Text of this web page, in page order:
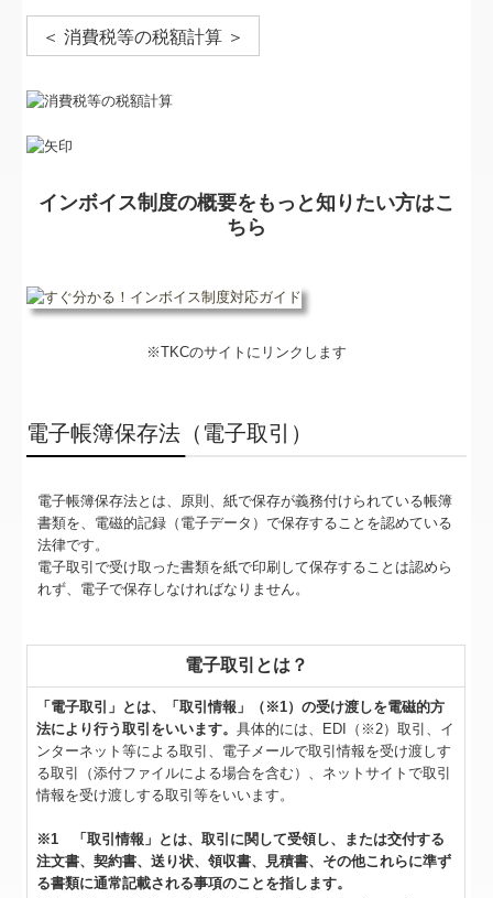
＜ 消費税等の税額計算 ＞
インボイス制度の概要をもっと知りたい方はこ
ちら
※TKCのサイトにリンクします
電子帳簿保存法（電子取引）
電子帳簿保存法とは、原則、紙で保存が義務付けられている帳簿
書類を、電磁的記録（電子データ）で保存することを認めている
法律です。
電子取引で受け取った書類を紙で印刷して保存することは認めら
れず、電子で保存しなければなりません。
電子取引とは？
「電子取引」とは、「取引情報」（※1）の受け渡しを電磁的方
法により行う取引をいいます。具体的には、EDI（※2）取引、イ
ンターネット等による取引、電子メールで取引情報を受け渡しす
る取引（添付ファイルによる場合を含む）、ネットサイトで取引
情報を受け渡しする取引等をいいます。
※1 「取引情報」とは、取引に関して受領し、または交付する
注文書、契約書、送り状、領収書、見積書、その他これらに準ず
る書類に通常記載される事項のことを指します。